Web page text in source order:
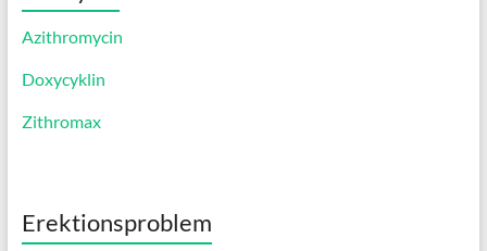
Azithromycin
Doxycyklin
Zithromax
Erektionsproblem